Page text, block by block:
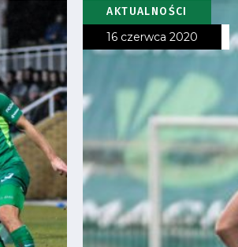
AKTUALNOŚCI
16 czerwca 2020